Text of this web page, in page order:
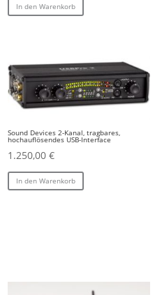
In den Warenkorb
Sound Devices 2-Kanal, tragbares,
hochauflösendes USB-Interface
1.250,00€
In den Warenkorb